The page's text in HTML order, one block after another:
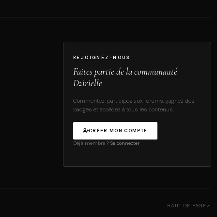
REJOIGNEZ-NOUS
Faites partie de la communauté
Dzirielle
Commentez, participez aux forums, gagnez des
badges et accédez à tous les contenus.
CRÉER MON COMPTE
Déjà membre ? Se connecter
HAUT DE PAGE